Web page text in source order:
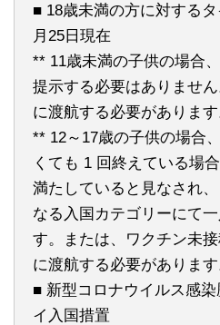
■ 18歳未満の方に対する
月25日現在
** 11歳未満の子供の場合
提示する必要はありませ
に渡航する必要があります
** 12～17歳の子供の場合
くても 1 回終えている場
満たしていると見なされ
なる入国カテゴリーにて
す。または、ワクチン未
に渡航する必要があります
■ 新型コロナウイルス感
イ入国措置